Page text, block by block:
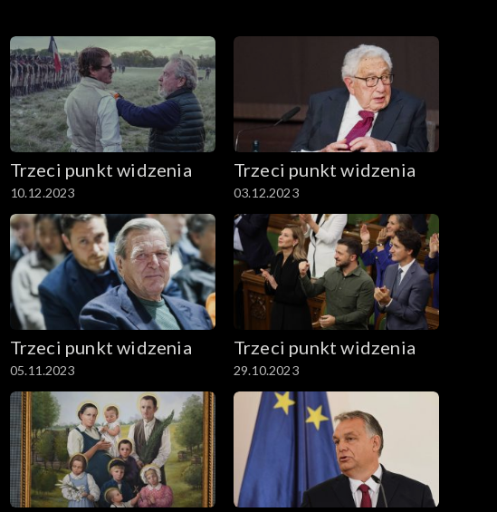
i świat zaczyna się „od nowa”? Jak wyglądać będzie nowy
Trzeci punkt widzenia
10.12.2023
Trzeci punkt widzenia
03.12.2023
Trzeci punkt widzenia
05.11.2023
Trzeci punkt widzenia
29.10.2023